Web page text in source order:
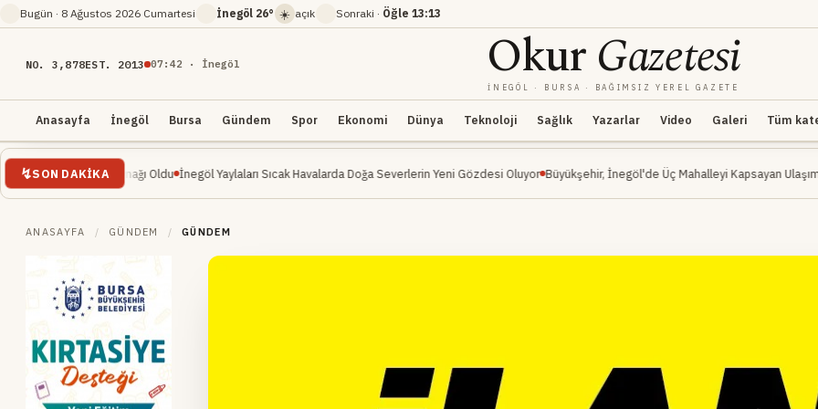
Bugün · 8 Ağustos 2026 Cumartesi İnegöl 26° ☀️ açık Sonraki · Öğle 13:13
NO. 3,878EST. 2013 07:42 · İnegöl OkurGazetesi
İNEGÖL · BURSA · BAĞIMSIZ YEREL GAZETE
Anasayfa İnegöl Bursa Gündem Spor Ekonomi Dünya Teknoloji Sağlık Yazarlar Video Galeri Tüm
SON DAKIKA
Kaynağı Oldu İnegöl Yaylaları Sıcak Havalarda Doğa Severlerin Yeni Gözdesi Oluyor Büyükşehir, İnegöl'de Üç Mahalleyi Kapsayan Ulaşım Hamlesi
ANASAYFA / GÜNDEM / GÜNDEM